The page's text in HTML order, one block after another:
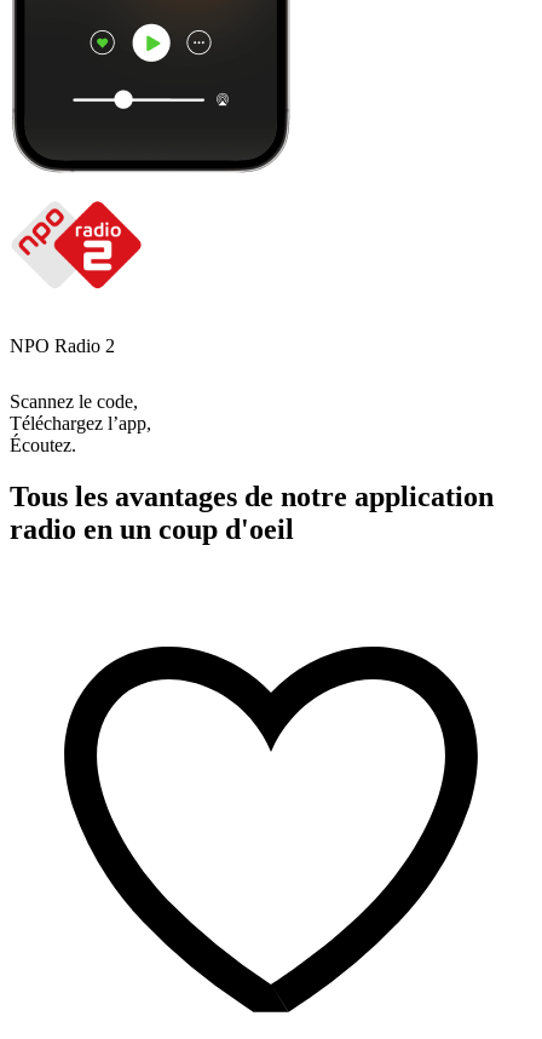
NPO Radio 2
Scannez le code,
Téléchargez l’app,
Écoutez.
Tous les avantages de notre application
radio en un coup d'oeil